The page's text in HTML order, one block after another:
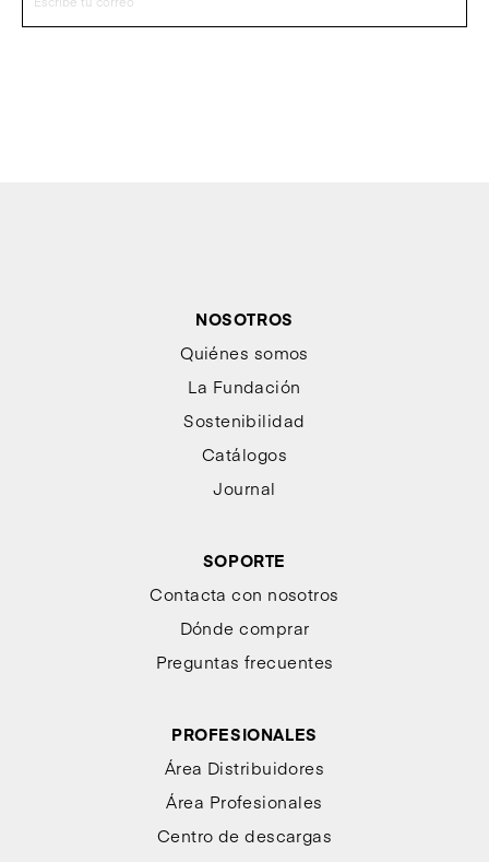
NOSOTROS
Quiénes somos
La Fundación
Sostenibilidad
Catálogos
Journal
SOPORTE
Contacta con nosotros
Dónde comprar
Preguntas frecuentes
PROFESIONALES
Área Distribuidores
Área Profesionales
Centro de descargas